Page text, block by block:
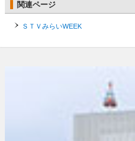
関連ページ
ＳＴＶみらいWEEK